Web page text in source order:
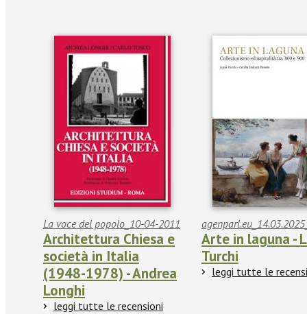
La voce del popolo_10-04-2011
Architettura Chiesa e
società in Italia
(1948-1978) - Andrea
Longhi
leggi tutte le recensioni
Arte in laguna -
Turchi
leggi tutte le